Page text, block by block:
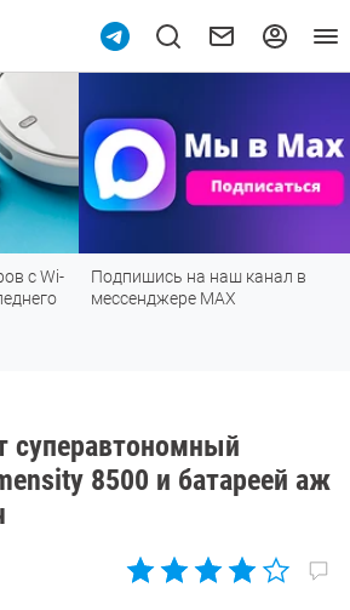
с Wi-
Подпишись на наш канал в
мессенджере МАХ
суперавтономный
8500 и батареей аж